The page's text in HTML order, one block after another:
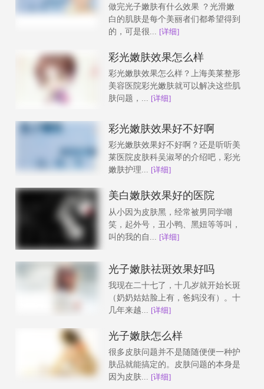
做完光子嫩肤有什么效果 ？光滑嫩
白的肌肤是每个美丽者们都希望得到
的，可是很... [详细]
彩光嫩肤效果怎么样
彩光嫩肤效果怎么样？上海美莱整形
美容医院彩光嫩肤就可以解决这些肌
肤问题，... [详细]
彩光嫩肤效果好不好啊
彩光嫩肤效果好不好啊？还是听听美
莱医院皮肤科吴淑琴的介绍吧，彩光
嫩肤护理... [详细]
美白嫩肤效果好的医院
从小因为皮肤黑，经常被男同学嘲
笑，起外号，丑小鸭、黑妞等等叫，
叫的我的自... [详细]
光子嫩肤祛斑效果好吗
我现在二十七了，十几岁就开始长斑
（奶奶姑姑脸上有，爸妈没有）。十
几年来越... [详细]
光子嫩肤怎么样
很多皮肤问题并不是随随便便一种护
肤品就能搞定的。皮肤问题的本身是
因为皮肤... [详细]